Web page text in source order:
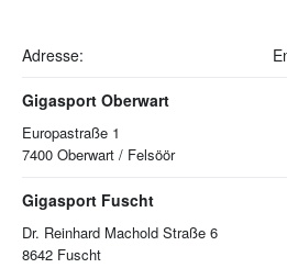
Adresse:
Gigasport Oberwart
Europastraße 1
7400 Oberwart / Felsöör
Gigasport Fuscht
Dr. Reinhard Machold Straße 6
8642 Fuscht